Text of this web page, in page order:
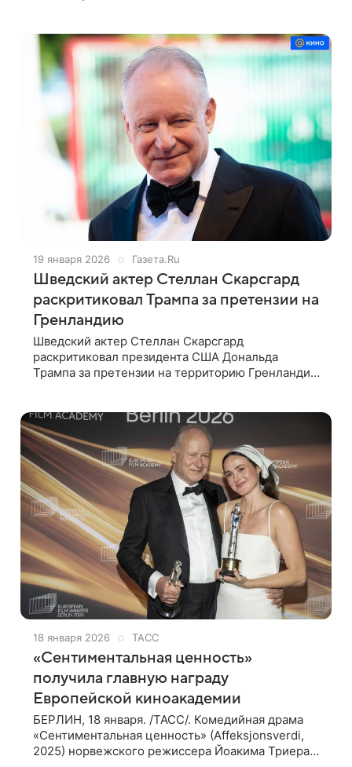
19 января 2026 Газета.Ru
Шведский актер Стеллан Скарсгард
раскритиковал Трампа за претензии на
Гренландию
Шведский актер Стеллан Скарсгард
раскритиковал президента США Дональда
Трампа за претензии на территорию Гренландии.
18 января 2026 ТАСС
«Сентиментальная ценность»
получила главную награду
Европейской киноакадемии
БЕРЛИН, 18 января. /ТАСС/. Комедийная драма
«Сентиментальная ценность» (Affeksjonsverdi,
2025) норвежского режиссера Йоакима Триера